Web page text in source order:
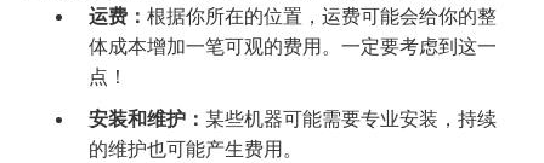
运费：根据你所在的位置，运费可能会给你的整
体成本增加一笔可观的费用。一定要考虑到这一
点！
安装和维护：某些机器可能需要专业安装，持续
的维护也可能产生费用。